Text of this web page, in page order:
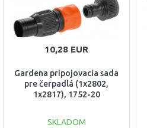
10,28 EUR
Gardena pripojovacia sada
pre čerpadlá (1x2802,
1x2817), 1752-20
SKLADOM